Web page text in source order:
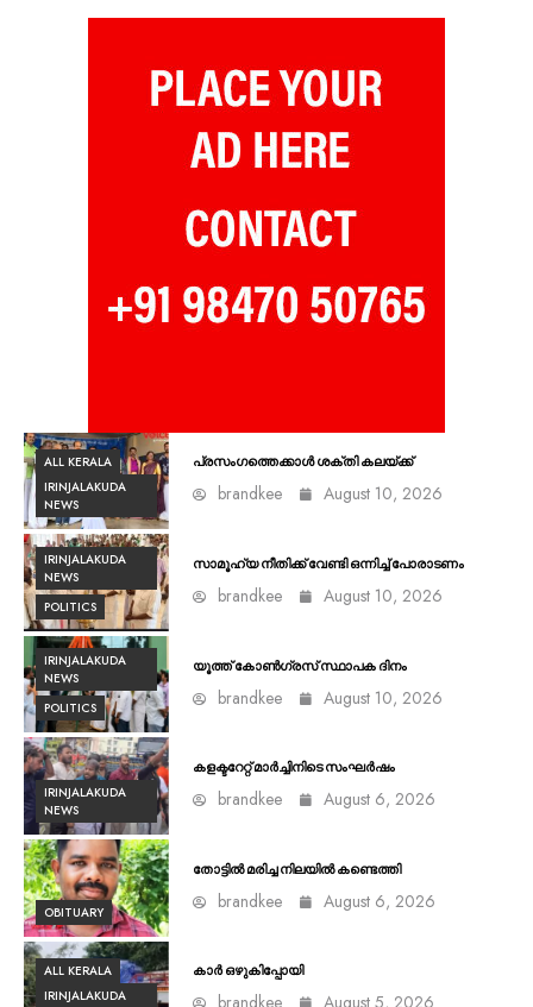
ALL KERALA
IRINJALAKUDA
NEWS
പ്രസംഗത്തെക്കാൾ ശക്തി കലയ്ക്ക്
brandkee August 10, 2026
IRINJALAKUDA
NEWS
POLITICS
സാമൂഹ്യ നീതിക്ക് വേണ്ടി ഒന്നിച്ച് പോരാടണം
brandkee August 10, 2026
IRINJALAKUDA
NEWS
POLITICS
യൂത്ത് കോൺഗ്രസ്‌ സ്ഥാപക ദിനം
brandkee August 10, 2026
IRINJALAKUDA
NEWS
കളക്ടറേറ്റ് മാർച്ചിനിടെ സംഘർഷം
brandkee August 6, 2026
OBITUARY
തോട്ടിൽ മരിച്ച നിലയിൽ കണ്ടെത്തി
brandkee August 6, 2026
ALL KERALA
IRINJALAKUDA
കാർ ഒഴുകിപ്പോയി